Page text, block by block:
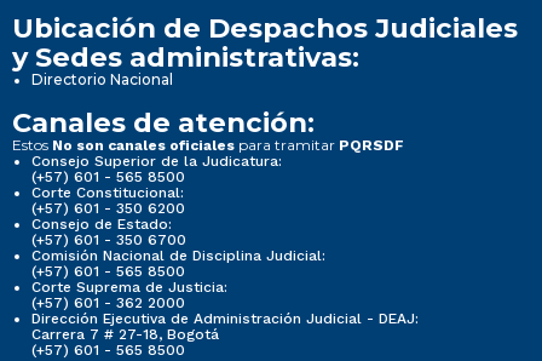
Ubicación de Despachos Judiciales
y Sedes administrativas:
Directorio Nacional
Canales de atención:
Estos No son canales oficiales para tramitar PQRSDF
Consejo Superior de la Judicatura:
(+57) 601 - 565 8500
Corte Constitucional:
(+57) 601 - 350 6200
Consejo de Estado:
(+57) 601 - 350 6700
Comisión Nacional de Disciplina Judicial:
(+57) 601 - 565 8500
Corte Suprema de Justicia:
(+57) 601 - 362 2000
Dirección Ejecutiva de Administración Judicial - DEAJ:
Carrera 7 # 27-18, Bogotá
(+57) 601 - 565 8500